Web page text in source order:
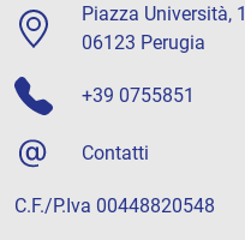
Piazza Università, 1
06123 Perugia
+39 0755851
Contatti
C.F./P.Iva 00448820548